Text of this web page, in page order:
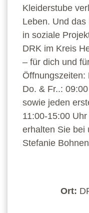
Kleiderstube
Leben. Und
in soziale
DRK im Kreis
– für dich und
Öffnungszeiten:
Do. & Fr..:
sowie jeden
11:00-15:00
erhalten Sie bei
Stefanie
Ort: